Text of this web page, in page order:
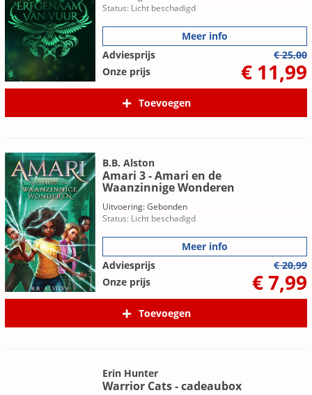
Status: Licht beschadigd
Meer info
Adviesprijs
€ 25,00
Onze prijs
€ 11,99
Toevoegen
B.B. Alston
Amari 3 - Amari en de
Waanzinnige Wonderen
Uitvoering: Gebonden
Status: Licht beschadigd
Meer info
Adviesprijs
€ 20,99
Onze prijs
€ 7,99
Toevoegen
Erin Hunter
Warrior Cats - cadeaubox